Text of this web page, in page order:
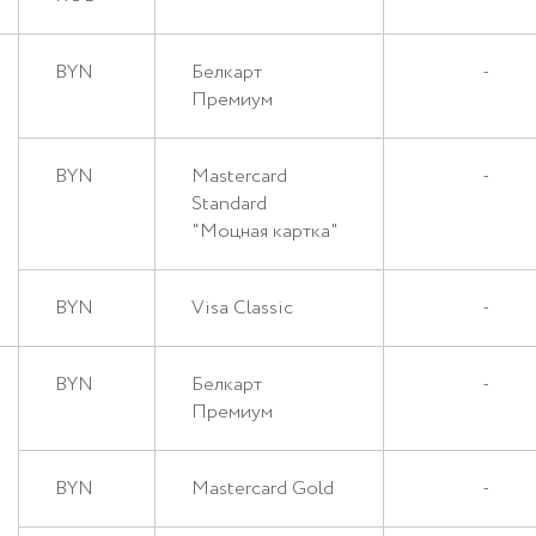
BYN
Белкарт
Премиум
-
BYN
Mastercard
Standard
"Моцная картка"
-
BYN Visa Classic -
BYN
Белкарт
Премиум
-
BYN Mastercard Gold -